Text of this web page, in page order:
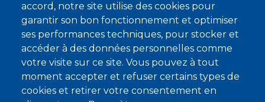
accord, notre site utilise des cookies pour
garantir son bon fonctionnement et optimiser
ses performances techniques, pour stocker et
accéder à des données personnelles comme
votre visite sur ce site. Vous pouvez à tout
moment accepter et refuser certains types de
cookies et retirer votre consentement en
À propos
Qui sommes-nous ?
Devenir membre